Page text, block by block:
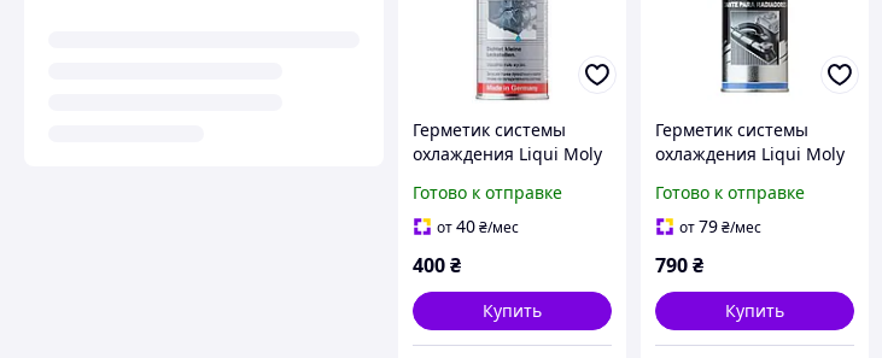
Герметик системы
охлаждения Liqui Moly
Готово к отправке
от40₴/мес
400₴
Купить
Герметик системы
охлаждения Liqui Moly
250 мл
Готово к отправке
от79₴/мес
790₴
Купить